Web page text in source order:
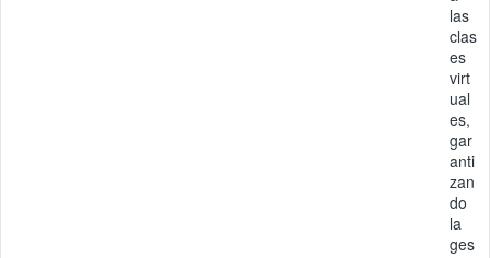
las
clas
es
virt
ual
es,
gar
anti
zan
do
la
ges